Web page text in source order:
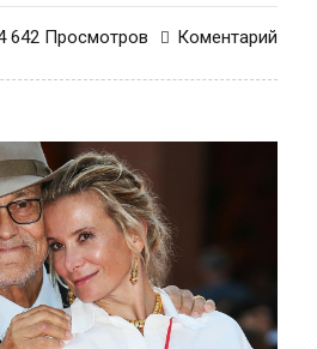
Коментарий
642 Просмотров